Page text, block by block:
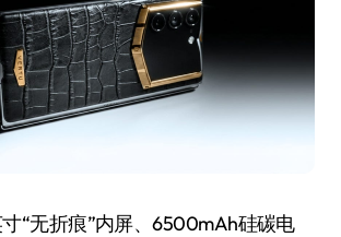
“无折痕”内屏、6500mAh硅碳电